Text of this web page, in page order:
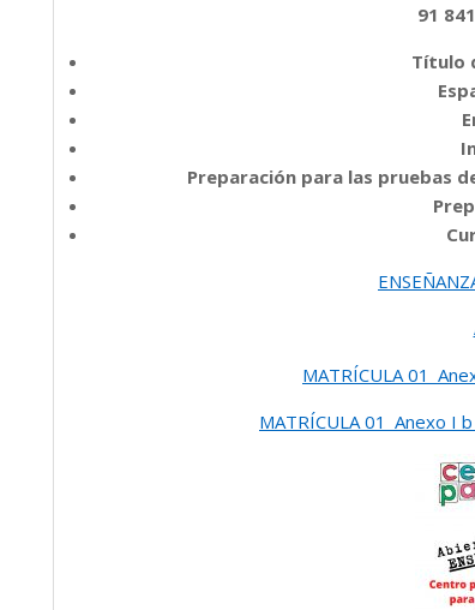
91
Título
Preparación para las pruebas
MATRÍCULA
MATRÍCULA 01_Anexo I